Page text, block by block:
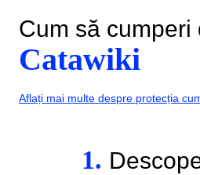
Cum să cumperi
Catawiki
Aflați mai multe despre protecția
1.